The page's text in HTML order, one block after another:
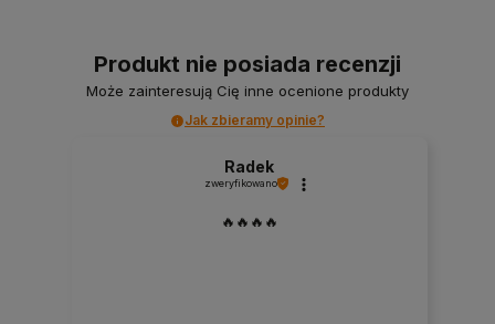
Produkt nie posiada recenzji
Może zainteresują Cię inne ocenione produkty
Jak zbieramy opinie?
Radek
zweryfikowano
🔥🔥🔥🔥